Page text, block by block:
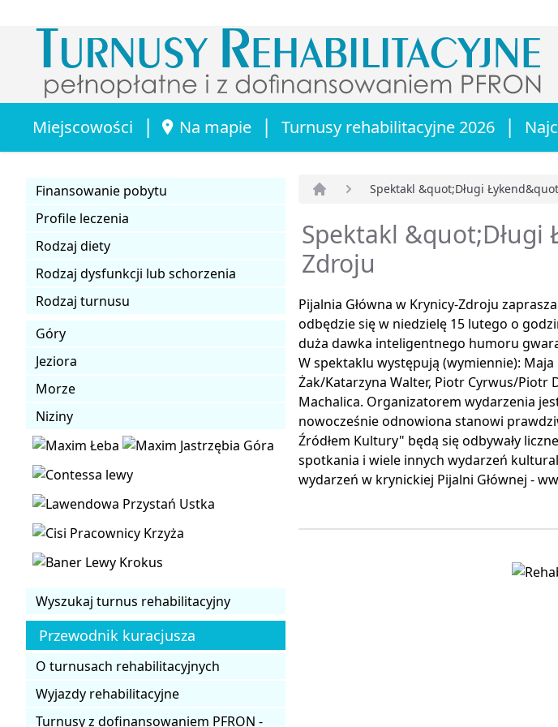
Miejscowości | Na mapie | Turnusy rehabilitacyjne 2026 |
Finansowanie pobytu
Profile leczenia
Rodzaj diety
Rodzaj dysfunkcji lub schorzenia
Rodzaj turnusu
Góry
Jeziora
Morze
Niziny
Wyszukaj turnus rehabilitacyjny
Przewodnik kuracjusza
O turnusach rehabilitacyjnych
Wyjazdy rehabilitacyjne
Turnusy z dofinansowaniem PFRON -
Spektakl &quot;Długi
Spektakl
Zdroju
Pijalnia Główna w Krynicy-Zdroju
odbędzie się w niedzielę 15 lutego o
duża dawka inteligentnego humoru
W spektaklu występują (wymiennie):
Żak/Katarzyna Walter, Piotr Cyrwus/
Machalica. Organizatorem wydarzenia
nowocześnie odnowiona stanowi
Źródłem Kultury" będą się odbywały
spotkania i wiele innych wydarzeń
wydarzeń w krynickiej Pijalni Głównej -